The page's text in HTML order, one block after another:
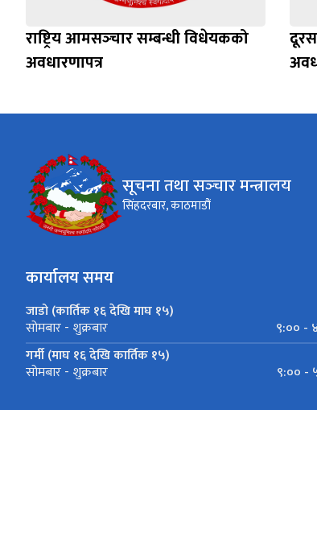
राष्ट्रिय आमसञ्‍चार सम्बन्धी विधेयकको
अवधारणापत्र
सूचना तथा सञ्‍चार मन्त्रालय
सिंहदरबार, काठमाडौं
कार्यालय समय
जाडो (कार्तिक १६ देखि माघ १५)
सोमबार - शुक्रबार
९:०० -
गर्मी (माघ १६ देखि कार्तिक १५)
सोमबार - शुक्रबार ९:०० -